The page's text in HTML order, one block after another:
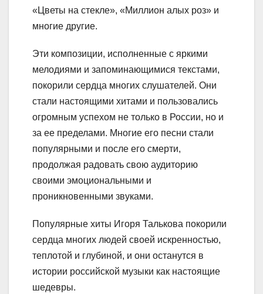
«Цветы на стекле», «Миллион алых роз» и
многие другие.
Эти композиции, исполненные с яркими
мелодиями и запоминающимися текстами,
покорили сердца многих слушателей. Они
стали настоящими хитами и пользовались
огромным успехом не только в России, но и
за ее пределами. Многие его песни стали
популярными и после его смерти,
продолжая радовать свою аудиторию
своими эмоциональными и
проникновенными звуками.
Популярные хиты Игоря Талькова покорили
сердца многих людей своей искренностью,
теплотой и глубиной, и они останутся в
истории российской музыки как настоящие
шедевры.